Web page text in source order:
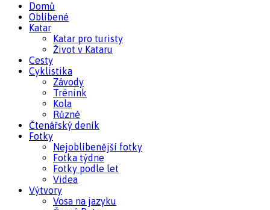
Domů
Oblíbené
Katar
Katar pro turisty
Život v Kataru
Cesty
Cyklistika
Závody
Trénink
Kola
Různé
Čtenářský deník
Fotky
Nejoblíbenější fotky
Fotka týdne
Fotky podle let
Videa
Výtvory
Vosa na jazyku